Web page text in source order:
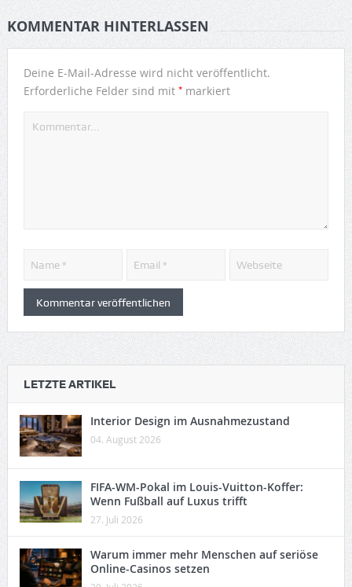
KOMMENTAR HINTERLASSEN
Deine E-Mail-Adresse wird nicht veröffentlicht.
Erforderliche Felder sind mit *markiert
LETZTE ARTIKEL
Interior Design im Ausnahmezustand
04. August 2026
FIFA-WM-Pokal im Louis-Vuitton-Koffer:
Wenn Fußball auf Luxus trifft
27. Juli 2026
Warum immer mehr Menschen auf seriöse
Online-Casinos setzen